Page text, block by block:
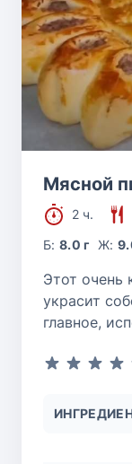
Мясной
2 ч.
Б:8.0 г Ж:
Этот очень
украсит
главное,